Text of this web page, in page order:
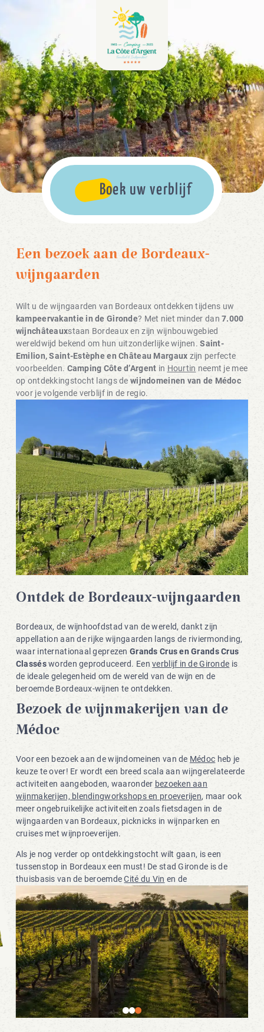
Boek uw verblijf
Een bezoek aan de Bordeaux-
wijngaarden
Wilt u de wijngaarden van Bordeaux ontdekken tijdens uw
kampeervakantie in de Gironde? Met niet minder dan7.000
wijnchâteauxstaan Bordeaux en zijn wijnbouwgebied
wereldwijd bekend om hun uitzonderlijke wijnen.Saint-
Emilion, Saint-Estèphe en Château Margaux zijn perfecte
voorbeelden. Camping Côte d’Argent in Hourtin neemt je mee
op ontdekkingstocht langs de wijndomeinen van de Médoc
voor je volgende verblijf in de regio.
Ontdek de Bordeaux-wijngaarden
Bordeaux, de wijnhoofdstad van de wereld, dankt zijn
appellation aan de rijke wijngaarden langs de riviermonding,
waar internationaal geprezen Grands Crus en Grands Crus
Classésworden geproduceerd. Eenverblijf in de Gironde is
de ideale gelegenheid om de wereld van de wijn en de
beroemde Bordeaux-wijnen te ontdekken.
Bezoek de wijnmakerijen van de
Médoc
Voor een bezoek aan de wijndomeinen van de Médoc heb je
keuze te over! Er wordt een breed scala aan wijngerelateerde
activiteiten aangeboden, waaronder bezoeken aan
wijnmakerijen, blendingworkshops en proeverijen, maar ook
meer ongebruikelijke activiteiten zoals fietsdagen in de
wijngaarden van Bordeaux, picknicks in wijnparken en
cruises met wijnproeverijen.
Als je nog verder op ontdekkingstocht wilt gaan, is een
tussenstop in Bordeaux een must! De stad Gironde is de
thuisbasis van de beroemdeCité du Vin en de